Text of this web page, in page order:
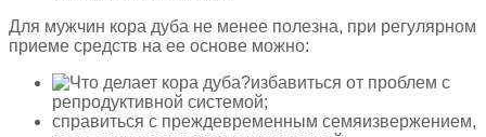
Для мужчин кора дуба не менее полезна, при регулярном
приеме средств на ее основе можно:
избавиться от проблем с
репродуктивной системой;
справиться с преждевременным семяизвержением,